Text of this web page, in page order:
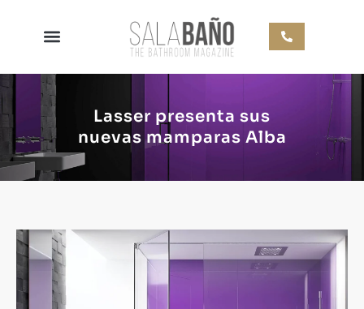
Lasser presenta sus
nuevas mamparas Alba